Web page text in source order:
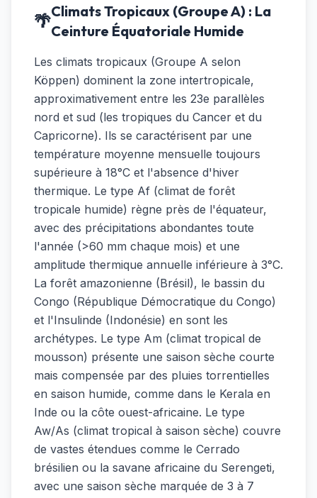
🌴Climats Tropicaux (Groupe A) : La
Ceinture Équatoriale Humide
Les climats tropicaux (Groupe A selon
Köppen) dominent la zone intertropicale,
approximativement entre les 23e parallèles
nord et sud (les tropiques du Cancer et du
Capricorne). Ils se caractérisent par une
température moyenne mensuelle toujours
supérieure à 18°C et l'absence d'hiver
thermique. Le type Af (climat de forêt
tropicale humide) règne près de l'équateur,
avec des précipitations abondantes toute
l'année (>60 mm chaque mois) et une
amplitude thermique annuelle inférieure à 3°C.
La forêt amazonienne (Brésil), le bassin du
Congo (République Démocratique du Congo)
et l'Insulinde (Indonésie) en sont les
archétypes. Le type Am (climat tropical de
mousson) présente une saison sèche courte
mais compensée par des pluies torrentielles
en saison humide, comme dans le Kerala en
Inde ou la côte ouest-africaine. Le type
Aw/As (climat tropical à saison sèche) couvre
de vastes étendues comme le Cerrado
brésilien ou la savane africaine du Serengeti,
avec une saison sèche marquée de 3 à 7